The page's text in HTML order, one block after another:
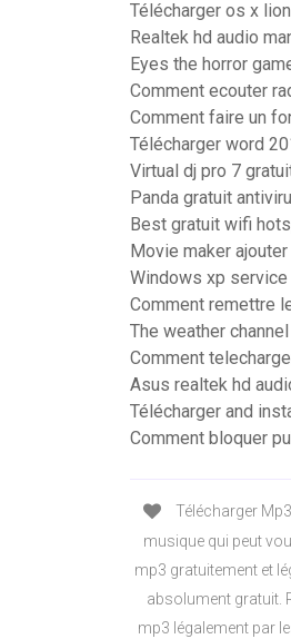
Télécharger os x
Realtek hd audio
Eyes the horror
Comment ecouter
Comment faire un
Télécharger word
Virtual dj pro 7
Panda gratuit
Best gratuit wifi
Movie maker
Windows xp
Comment remettre
The weather
Comment
Asus realtek hd
Télécharger and
Comment bloquer
Télécharger
musique qui peut
mp3 gratuitement et
absolument gratuit.
mp3 légalement par